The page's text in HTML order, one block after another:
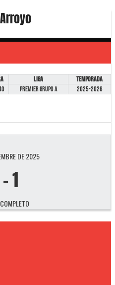
Liga
Temporada
Premier GRUPO A 2025-2026
DE 2025
1